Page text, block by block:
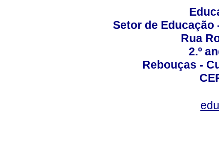
Setor de Educação
Rua
2.º
Rebouças -